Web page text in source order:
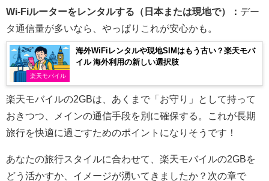
Wi-Fiルーターをレンタルする（日本または現地で）： デー
タ通信量が多いなら、やっぱりこれが安心かも。
楽天モバイル
海外WiFiレンタルや現地SIMはもう古い？楽天モバ
イル 海外利用の新しい選択肢
楽天モバイルの2GBは、あくまで「お守り」として持って
おきつつ、メインの通信手段を別に確保する。これが長期
旅行を快適に過ごすためのポイントになりそうです！
あなたの旅行スタイルに合わせて、楽天モバイルの2GBを
どう活かすか、イメージが湧いてきましたか？次の章で